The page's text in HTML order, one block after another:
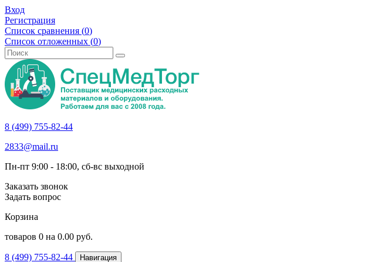
Вход
Регистрация
Список сравнения (0)
Список отложенных (0)
8 (499) 755-82-44
2833@mail.ru
Пн-пт 9:00 - 18:00, сб-вс выходной
Заказать звонок
Задать вопрос
Корзина
товаров 0 на 0.00 руб.
8 (499) 755-82-44 Навигация